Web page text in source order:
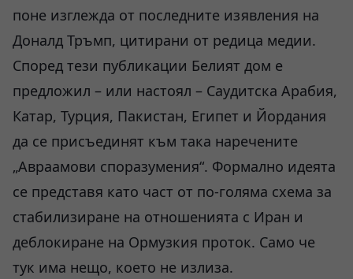
поне изглежда от последните изявления на
Доналд Тръмп, цитирани от редица медии.
Според тези публикации Белият дом е
предложил – или настоял – Саудитска Арабия,
Катар, Турция, Пакистан, Египет и Йордания
да се присъединят към така наречените
„Авраамови споразумения“. Формално идеята
се представя като част от по-голяма схема за
стабилизиране на отношенията с Иран и
деблокиране на Ормузкия проток. Само че
тук има нещо, което не излиза.